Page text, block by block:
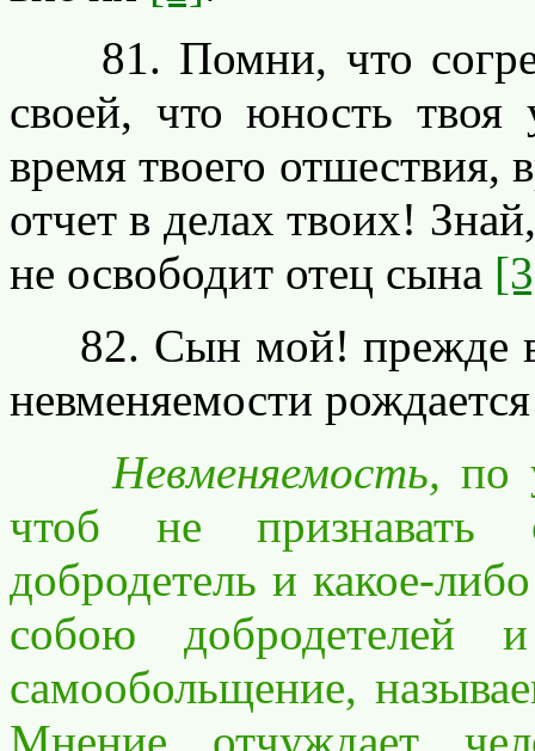
81. Помни, что
своей, что юность твоя
время твоего отшествия,
отчет в делах твоих!
не освободит отец сына
82. Сын мой! прежде
невменяемости
Невменяемость,по
чтоб не признавать
добродетель и какое-
собою добродетелей
самообольщение,